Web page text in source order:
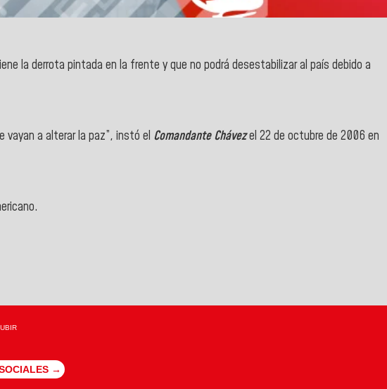
la derrota pintada en la frente y que no podrá desestabilizar al país debido a
a alterar la paz”, instó el Comandante Chávezel 22 de octubre de 2006 en
→